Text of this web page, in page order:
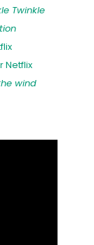
Twinkle
Netflix
wind